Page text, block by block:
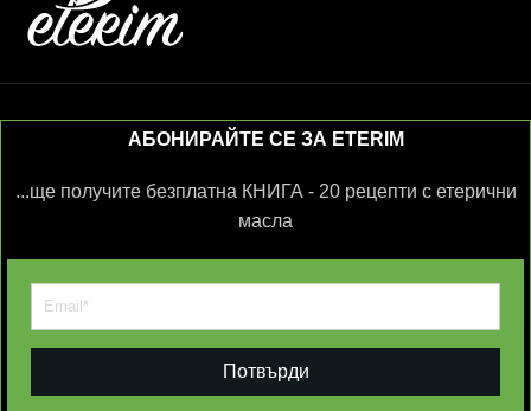
АБОНИРАЙТЕ СЕ ЗА ETERIM
...ще получите безплатна КНИГА - 20 рецепти с етерични
масла
Потвърди